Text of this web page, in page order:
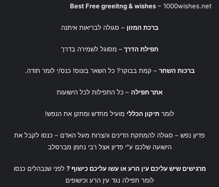
Best Free greeitng & wishes – 1000wishes.net
ברכת המזון – סגולה לבריאות איתנה
תפילת הדרך – מסוגל לשמירה בדרך
ברכות השחר – קמת בבוקר? כל השאר בונוס! כנס/י לומר תודה.
אתר תפילה – כל התפילות לכל הישועות
לומר תיקון הכללי מועיל מחדש ומתקן את הנפש!
פדיון נפש – סגולה להמתקת הדינים והצרות מעל האדם – כנסו לקבל את
הישועה שלכם ע"יפדיון אצל רבי נחמן מברסלב
מרגישים שיש עליכם עין הרע או עשו עליכם כישוף ? לפני שנבהלים כנסו
לומר תפילה נגד עין הרע וכישופים